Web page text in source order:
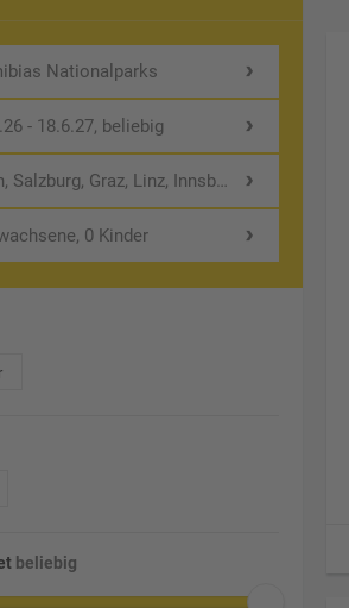
Nationalparks
- 18.6.27, beliebig
Salzburg, Graz, Linz, Innsbruck
0 Kinder
beliebig